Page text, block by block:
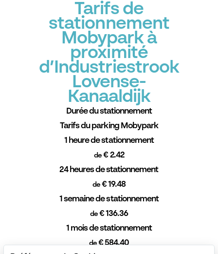
Tarifs de
stationnement
Mobypark à
proximité
d’Industriestrook
Lovense-
Kanaaldijk
Durée du stationnement
Tarifs du parking Mobypark
1 heure de stationnement
de € 2.42
24 heures de stationnement
de€ 19.48
1 semaine de stationnement
de€ 136.36
1 mois de stationnement
de€ 584.40